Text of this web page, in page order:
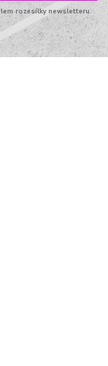
rozesílky newsletteru.